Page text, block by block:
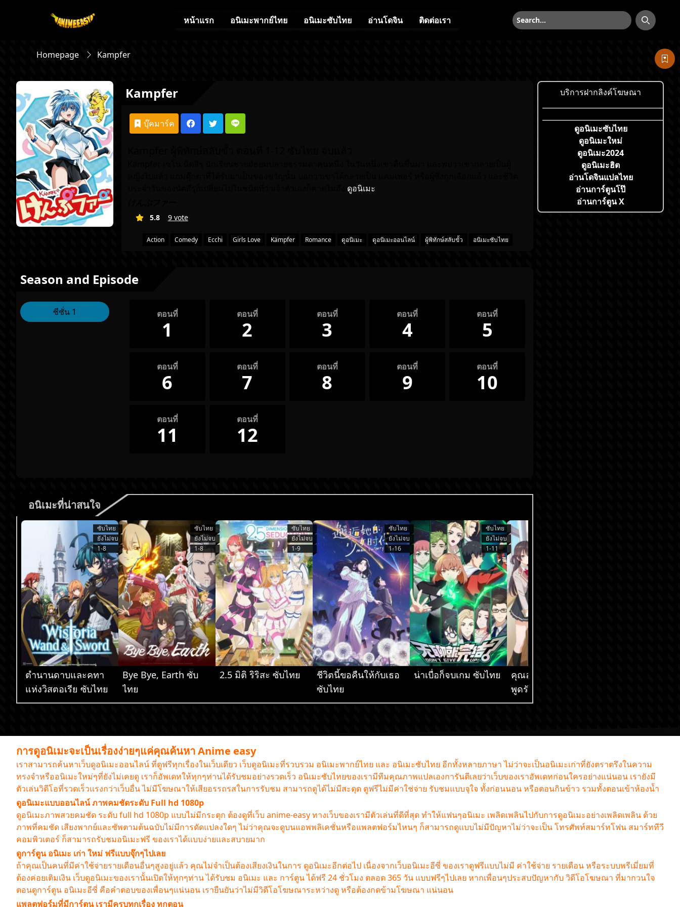
หน้าแรก อนิเมะพากย์ไทย อนิเมะซับไทย อ่านโดจิน ติดต่อเรา ค้นหา ค้นหา
Homepage Kampfer
Kampfer
บุ๊คมาร์ค
ดูอนิเมะ
5.8 9 vote
Action Comedy Ecchi Girls Love Kämpfer Romance ดูอนิเมะ ดูอนิเมะออนไลน์ ผู้พิทักษ์สลับขั้ว อนิเมะซับไทย
Season and Episode
ซีซั่น 1 ตอนที่
1
ตอนที่
2
ตอนที่
3
ตอนที่
4
ตอนที่
5
ตอนที่
6
ตอนที่
7
ตอนที่
8
ตอนที่
9
ตอนที่
10
ตอนที่
11
ตอนที่
12
อนิเมะที่น่าสนใจ
ซับไทย
ยังไม่จบ
1-8
ตำนานดาบและคทา
แห่งวิสตอเรีย ซับไทย
ซับไทย
ยังไม่จบ
1-8
Bye Bye, Earth ซับ
ไทย
ซับไทย
ยังไม่จบ
1-9
2.5 มิติ ริริสะ ซับไทย
ซับไทย
ยังไม่จบ
1-16
ชีวิตนี้ขอคืนให้กับเธอ
ซับไทย
ซับไทย
ยังไม่จบ
1-11
น่าเบื่อก็จบเกม ซับไทย
คุณอาเรียโต๊ะข้างๆ
พูดรัสเซียหวานใส่ซะ
หัวใจจะวาย ซับไทย
บริการฝากลิงค์โฆษณา
ดูอนิเมะซับไทย
ดูอนิเมะใหม่
ดูอนิเมะ2024
ดูอนิเมะฮิต
อ่านโดจินแปลไทย
อ่านการ์ตูนโป๊
อ่านการ์ตูน X
การดูอนิเมะจะเป็นเรื่องง่ายๆแค่คุณค้นหา Anime easy
เราสามารถค้นหาเว็บดูอนิเมะออนไลน์ ที่ดูฟรีทุกเรื่องในเว็บเดียว เว็บดูอนิเมะที่รวบรวม อนิเมะพากย์ไทย และ อนิเมะซับไทย อีกทั้งหลายภาษา ไม่ว่าจะเป็นอนิเมะเก่าที่ยังตราตรึงในความ
ทรงจำหรืออนิเมะใหม่ๆที่ยังไม่เคยดู เราก็อัพเดทให้ทุกๆท่านได้รับชมอย่างรวดเร็ว อนิเมะซับไทยของเรามีทีมคุณภาพแปลเองการันตีเลยว่าเว็บของเราอัพเดทก่อนใครอย่างแน่นอน เรายังมี
ตัวเล่นวิดีโอที่รวดเร็วแรงกว่าเว็บอื่น ไม่มีโฆษณาให้เสียอรรถรสในการรับชม สามารถดูได้ไม่มีสะดุด ดูฟรีไม่มีค่าใช่จ่าย รับชมแบบจุใจ ทั้งก่อนนอน หรือตอนกินข้าว รวมทั้งตอนเข้าห้องน้ำ
ดูอนิเมะแบบออนไลน์ ภาพคมชัดระดับ Full hd 1080p
ดูอนิเมะภาพสวยคมชัด ระดับ full hd 1080p แบบไม่มีกระตุก ต้องดูที่เว็บ anime-easy ทางเว็บของเรามีตัวเล่นที่ดีที่สุด ทำให้แฟนๆอนิเมะ เพลิดเพลินไปกับการดูอนิเมะอย่างเพลิดเพลิน ด้วย
ภาพที่คมชัด เสียงพากย์และซัพตามต้นฉบับไม่มีการดัดแปลงใดๆ ไม่ว่าคุณจะดูบนแอพพลิเคชั่นหรือแพลตฟอร์มไหนๆ ก็สามารถดูแบบไม่มีปัญหาไม่ว่าจะเป็น โทรศัพท์สมาร์ทโฟน สมาร์ททีวี
คอมพิวเตอร์ ก็สามารถรับชมอนิเมะฟรี ของเราได้แบบง่ายและสบายมาก
ดูการ์ตูน อนิเมะ เก่า ใหม่ ฟรีแบบจุ๊กๆไปเลย
ถ้าคุณเป็นคนที่มีค่าใช้จ่ายรายเดือนอื่นๆสูงอยู่แล้ว คุณไม่จำเป็นต้องเสียงเงินในการ ดูอนิเมะอีกต่อไป เนื่องจากเว็บอนิเมะอีซี่ ของเราดูฟรีแบบไม่มี ค่าใช้จ่าย รายเดือน หรือระบบพรีเมี่ยมที่
ต้องค่อยเติมเงิน เว็บดูอนิเมะของเรานั้นเปิดให้ทุกๆท่าน ได้รับชม อนิเมะ และ การ์ตูน ได้ฟรี 24 ชั่วโมง ตลอด 365 วัน แบบฟรีๆไปเลย หากเพื่อนๆประสบปัญหากับ วิดีโอโฆษณา ที่มากวนใจ
ตอนดูการ์ตูน อนิเมะอีซี่ คือคำตอบของเพื่อนๆแน่นอน เรายืนยันว่าไม่มีวิดีโอโฆษณาระหว่างดู หรือต้องกดข้ามโฆษณา แน่นอน
แพลตฟอร์มที่มีการ์ตูน เรามีครบทุกเรื่อง ทุกตอน